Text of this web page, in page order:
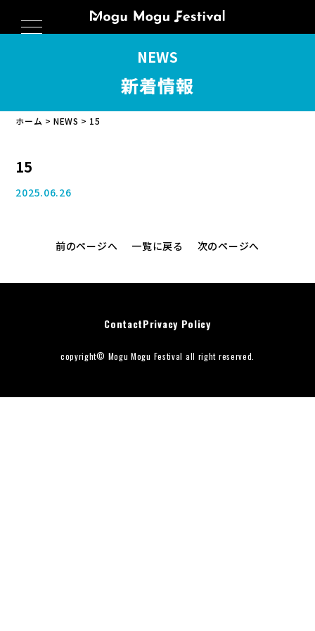
キッチンカー
ダンス
お知らせ
周辺ガイド
NEWS
新着情報
ホーム NEWS 15
15
2025.06.26
前のページへ 一覧に戻る 次のページへ
ContactPrivacy Policy
copyright© Mogu Mogu Festival all right reserved.